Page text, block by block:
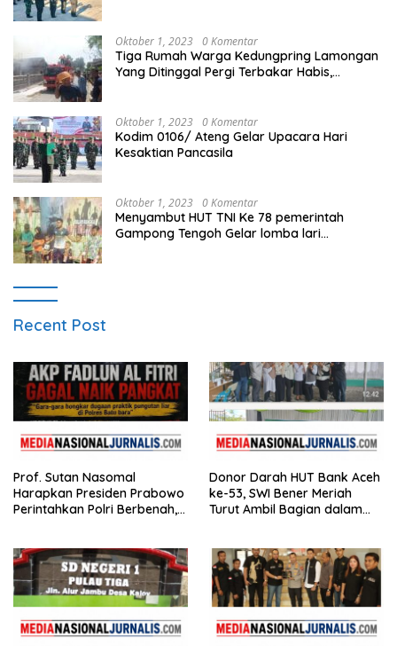
Oktober 1, 2023 0 Komentar
Tiga Rumah Warga Kedungpring Lamongan
Yang Ditinggal Pergi Terbakar Habis,
Oktober 1, 2023 0 Komentar
Kodim 0106/ Ateng Gelar Upacara Hari
Kesaktian Pancasila
Oktober 1, 2023 0 Komentar
Menyambut HUT TNI Ke 78 pemerintah
Gampong Tengoh Gelar lomba lari
Recent Post
Prof. Sutan Nasomal
Harapkan Presiden Prabowo
Perintahkan Polri Berbenah,
Donor Darah HUT Bank Aceh
ke-53, SWI Bener Meriah
Turut Ambil Bagian dalam